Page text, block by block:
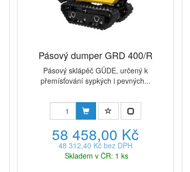
Pásový dumper GRD 400/R
Pásový sklápěč GÜDE, určený k
přemísťování sypkých i pevných...
58 458,00 Kč
48 312,40 Kč bez DPH
Skladem v ČR: 1 ks